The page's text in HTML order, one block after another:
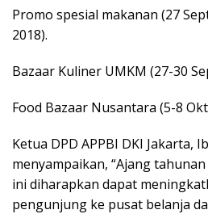
Promo spesial makanan (27
2018).
Bazaar Kuliner UMKM (27-30
Food Bazaar Nusantara (5-8
Ketua DPD APPBI DKI Jakarta,
menyampaikan, “Ajang
ini diharapkan dapat
pengunjung ke pusat belanja